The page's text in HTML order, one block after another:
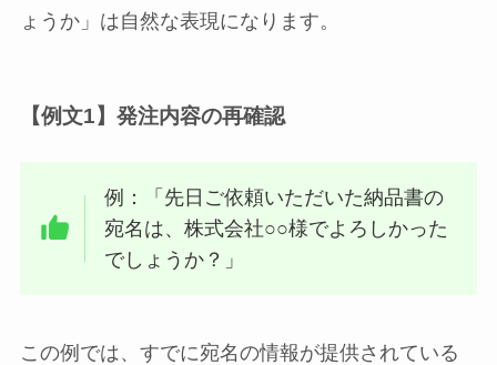
ょうか」は自然な表現になります。
【例文1】発注内容の再確認
例：「先日ご依頼いただいた納品書の
宛名は、株式会社○○様でよろしかった
でしょうか？」
この例では、すでに宛名の情報が提供されている